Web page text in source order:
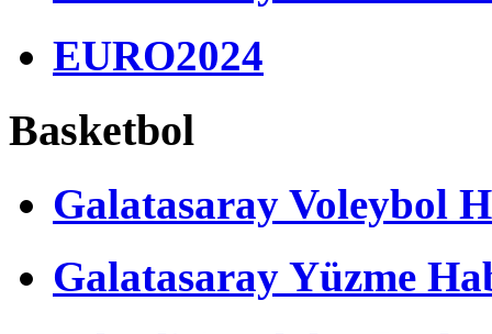
EURO2024
Basketbol
Galatasaray Voleybol
Galatasaray Yüzme